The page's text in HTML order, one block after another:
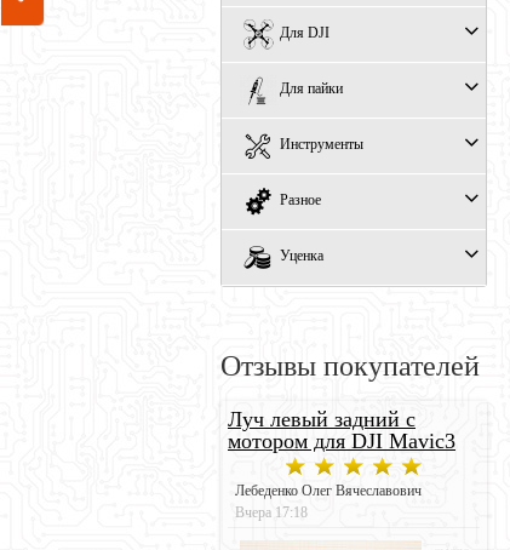
Для DJI
Для пайки
Инструменты
Разное
Уценка
Отзывы покупателей
Луч левый задний с
мотором для DJI Mavic3
Лебеденко Олег Вячеславович
Вчера 17:18